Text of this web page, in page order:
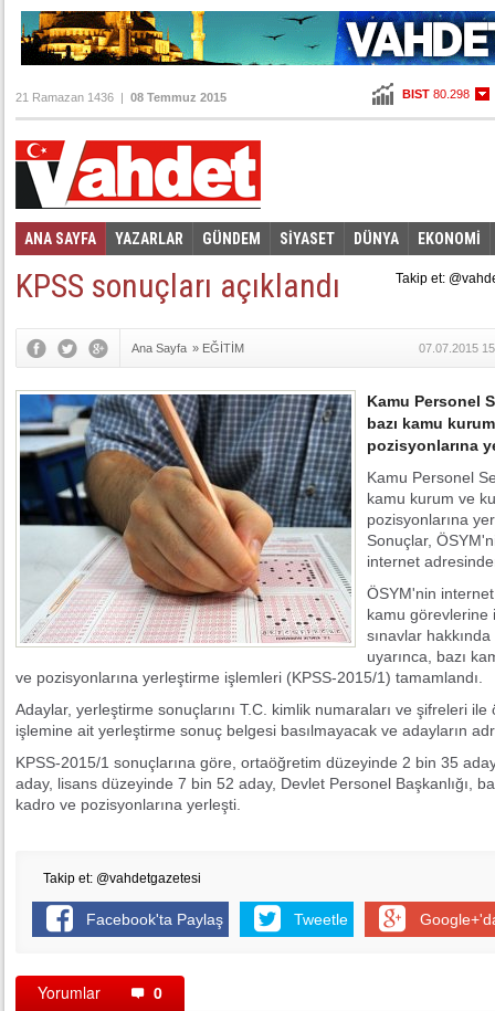
BIST 80.298
21 Ramazan 1436 | 08 Temmuz 2015
ANA SAYFA YAZARLAR GÜNDEM SİYASET DÜNYA EKONOMİ
Foto Galeri Video Galeri
KPSS sonuçları açıklandı
Ana Sayfa » EĞİTİM 07.07.2015
Kamu Personel
bazı kamu
pozisyonlarına
Kamu Personel
kamu kurum ve
pozisyonlarına
Sonuçlar,
internet
ÖSYM'nin
kamu görevlerine
sınavlar
uyarınca, bazı
ve pozisyonlarına yerleştirme işlemleri (KPSS-2015/1) tamamlandı.
Adaylar, yerleştirme sonuçlarını T.C. kimlik numaraları ve şifreleri
işlemine ait yerleştirme sonuç belgesi basılmayacak ve adayların
KPSS-2015/1 sonuçlarına göre, ortaöğretim düzeyinde 2 bin 35
aday, lisans düzeyinde 7 bin 52 aday, Devlet Personel Başkanlığı,
kadro ve pozisyonlarına yerleşti.
Takip et: @vahdetgazetesi
Facebook'ta Paylaş Tweetle
Yorumlar 0
Takip et: